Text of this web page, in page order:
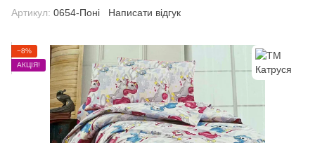
Артикул: 0654-Поні Написати відгук
−8%
АКЦІЯ!